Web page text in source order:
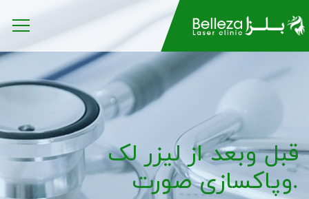
قبل وبعد از لیزر لک
وپاکسازی صورت.